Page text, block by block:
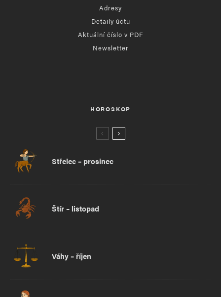
Adresy
Detaily účtu
Aktuální číslo v PDF
Newsletter
HOROSKOP
Střelec – prosinec
Štír – listopad
Váhy – říjen